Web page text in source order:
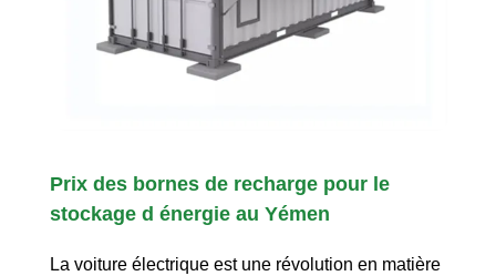
Prix des bornes de recharge pour le
stockage d énergie au Yémen
La voiture électrique est une révolution en matière